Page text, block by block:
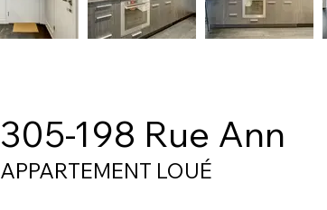
305-198 Rue Ann
APPARTEMENT LOUÉ